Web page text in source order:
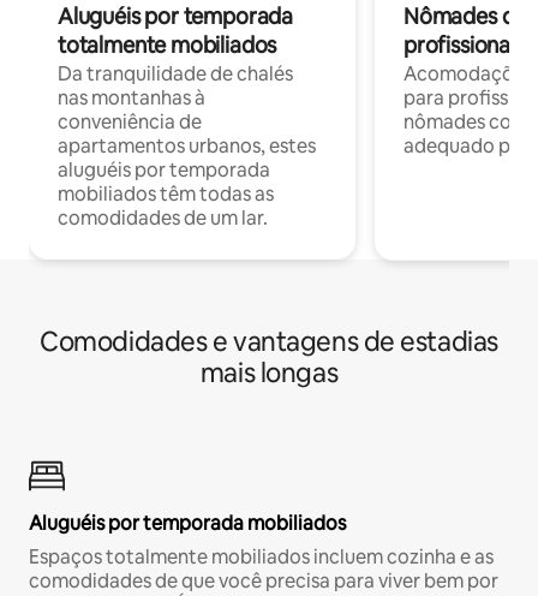
Aluguéis por temporada
totalmente mobiliados
Da tranquilidade de chalés
nas montanhas à
conveniência de
apartamentos urbanos, estes
aluguéis por temporada
mobiliados têm todas as
comodidades de um lar.
Nômades
profissionais
para
nômades com
adequado
Comodidades e vantagens de estadias
mais longas
Aluguéis por temporada mobiliados
Espaços totalmente mobiliados incluem cozinha e as
comodidades de que você precisa para viver bem por